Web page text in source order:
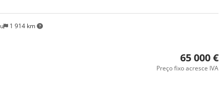
1 914 km
65 000 €
Preço fixo acresce IVA